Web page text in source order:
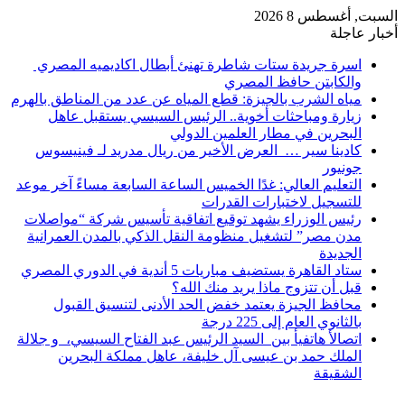
السبت, أغسطس 8 2026
أخبار عاجلة
اسرة جريدة ستات شاطرة تهنئ أبطال اكاديميه المصري
والكابتن حافظ المصري
مياه الشرب بالجيزة: قطع المياه عن عدد من المناطق بالهرم
زيارة ومباحثات أخوية.. الرئيس السيسي يستقبل عاهل
البحرين في مطار العلمين الدولي
كادينا سير … العرض الأخير من ريال مدريد لـ فينيسوس
جونيور
التعليم العالي: غدًا الخميس الساعة السابعة مساءً آخر موعد
للتسجيل لاختبارات القدرات
رئيس الوزراء يشهد توقيع اتفاقية تأسيس شركة “مواصلات
مدن مصر” لتشغيل منظومة النقل الذكي بالمدن العمرانية
الجديدة
ستاد القاهرة يستضيف مباريات 5 أندية في الدوري المصري
قبل أن تتزوج ماذا يريد منك الله؟
محافظ الجيزة يعتمد خفض الحد الأدنى لتنسيق القبول
بالثانوي العام إلى 225 درجة
اتصالأ هاتفيأ بين السيد الرئيس عبد الفتاح السيسي، و جلالة
الملك حمد بن عيسى آل خليفة، عاهل مملكة البحرين
الشقيقة